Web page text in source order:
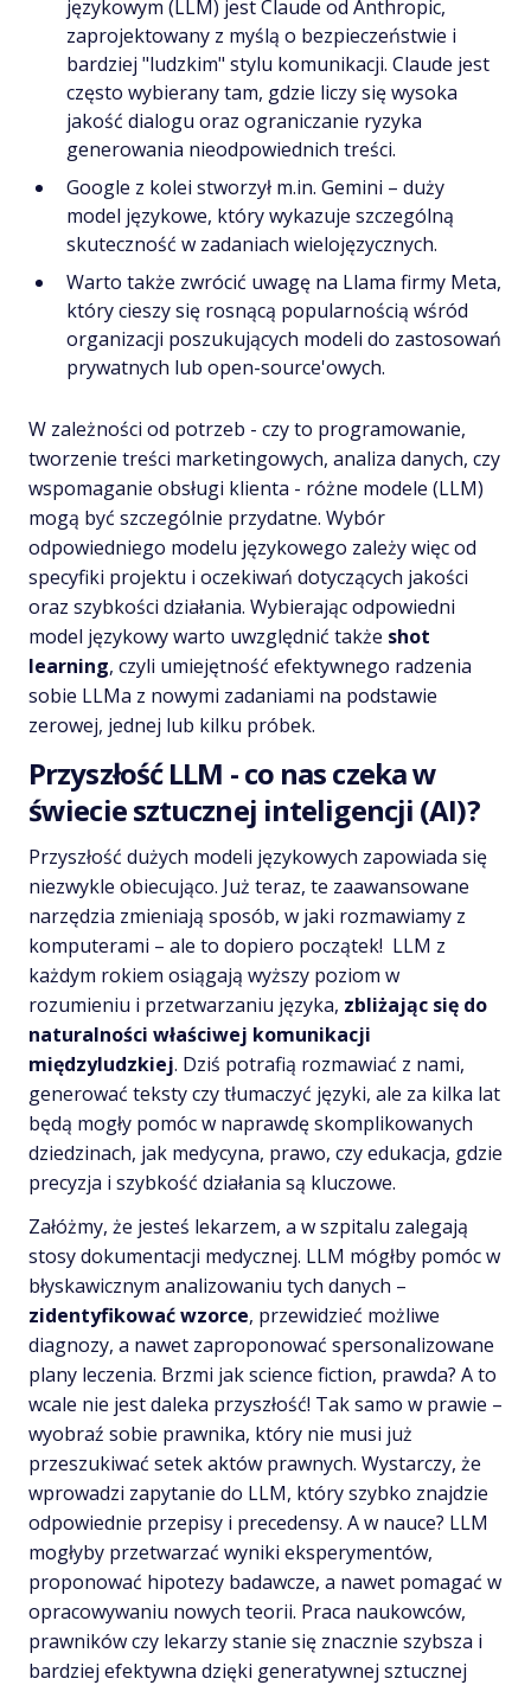
językowym (LLM) jest Claude od Anthropic,
zaprojektowany z myślą o bezpieczeństwie i
bardziej "ludzkim" stylu komunikacji. Claude jest
często wybierany tam, gdzie liczy się wysoka
jakość dialogu oraz ograniczanie ryzyka
generowania nieodpowiednich treści.
Google z kolei stworzył m.in. Gemini – duży
model językowe, który wykazuje szczególną
skuteczność w zadaniach wielojęzycznych.
Warto także zwrócić uwagę na Llama firmy Meta,
który cieszy się rosnącą popularnością wśród
organizacji poszukujących modeli do zastosowań
prywatnych lub open-source'owych.
W zależności od potrzeb - czy to programowanie,
tworzenie treści marketingowych, analiza danych, czy
wspomaganie obsługi klienta - różne modele (LLM)
mogą być szczególnie przydatne. Wybór
odpowiedniego modelu językowego zależy więc od
specyfiki projektu i oczekiwań dotyczących jakości
oraz szybkości działania. Wybierając odpowiedni
model językowy warto uwzględnić także shot
learning, czyli umiejętność efektywnego radzenia
sobie LLMa z nowymi zadaniami na podstawie
zerowej, jednej lub kilku próbek.
Przyszłość LLM - co nas czeka w
świecie sztucznej inteligencji (AI)?
Przyszłość dużych modeli językowych zapowiada się
niezwykle obiecująco. Już teraz, te zaawansowane
narzędzia zmieniają sposób, w jaki rozmawiamy z
komputerami – ale to dopiero początek! LLM z
każdym rokiem osiągają wyższy poziom w
rozumieniu i przetwarzaniu języka, zbliżając się do
naturalności właściwej komunikacji
międzyludzkiej. Dziś potrafią rozmawiać z nami,
generować teksty czy tłumaczyć języki, ale za kilka lat
będą mogły pomóc w naprawdę skomplikowanych
dziedzinach, jak medycyna, prawo, czy edukacja, gdzie
precyzja i szybkość działania są kluczowe.
Załóżmy, że jesteś lekarzem, a w szpitalu zalegają
stosy dokumentacji medycznej. LLM mógłby pomóc w
błyskawicznym analizowaniu tych danych –
zidentyfikować wzorce, przewidzieć możliwe
diagnozy, a nawet zaproponować spersonalizowane
plany leczenia. Brzmi jak science fiction, prawda? A to
wcale nie jest daleka przyszłość! Tak samo w prawie –
wyobraź sobie prawnika, który nie musi już
przeszukiwać setek aktów prawnych. Wystarczy, że
wprowadzi zapytanie do LLM, który szybko znajdzie
odpowiednie przepisy i precedensy. A w nauce? LLM
mogłyby przetwarzać wyniki eksperymentów,
proponować hipotezy badawcze, a nawet pomagać w
opracowywaniu nowych teorii. Praca naukowców,
prawników czy lekarzy stanie się znacznie szybsza i
bardziej efektywna dzięki generatywnej sztucznej